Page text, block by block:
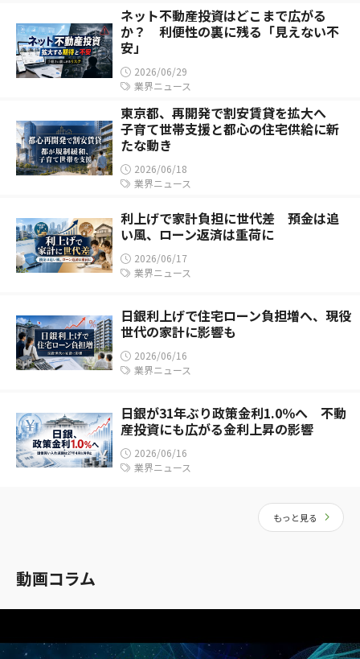
ネット不動産投資はどこまで広がる
か？ 利便性の裏に残る「見えない不
安」
2026/06/29
業界ニュース
東京都、再開発で割安賃貸を拡大へ
子育て世帯支援と都心の住宅供給に新
たな動き
2026/06/18
業界ニュース
利上げで家計負担に世代差 預金は追
い風、ローン返済は重荷に
2026/06/17
業界ニュース
日銀利上げで住宅ローン負担増へ、現役
世代の家計に影響も
2026/06/16
業界ニュース
日銀が31年ぶり政策金利1.0％へ 不動
産投資にも広がる金利上昇の影響
2026/06/16
業界ニュース
もっと見る
動画コラム